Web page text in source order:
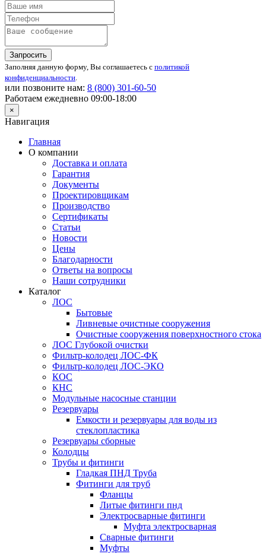
Запросить
Заполняя данную форму, Вы соглашаетесь с политикой
конфиденциальности.
или позвоните нам: 8 (800) 301-60-50
Работаем ежедневно 09:00-18:00
×
Навигация
Главная
О компании
Доставка и оплата
Гарантия
Документы
Проектировщикам
Производство
Сертификаты
Статьи
Новости
Цены
Благодарности
Ответы на вопросы
Наши сотрудники
Каталог
ЛОС
Бытовые
Ливневые очистные сооружения
Очистные сооружения поверхностного стока
ЛОС Глубокой очистки
Фильтр-колодец ЛОС-ФК
Фильтр-колодец ЛОС-ЭКО
КОС
КНС
Модульные насосные станции
Резервуары
Емкости и резервуары для воды из
стеклопластика
Резервуары сборные
Колодцы
Трубы и фитинги
Гладкая ПНД Труба
Фитинги для труб
Фланцы
Литые фитинги пнд
Электросварные фитинги
Муфта электросварная
Сварные фитинги
Муфты